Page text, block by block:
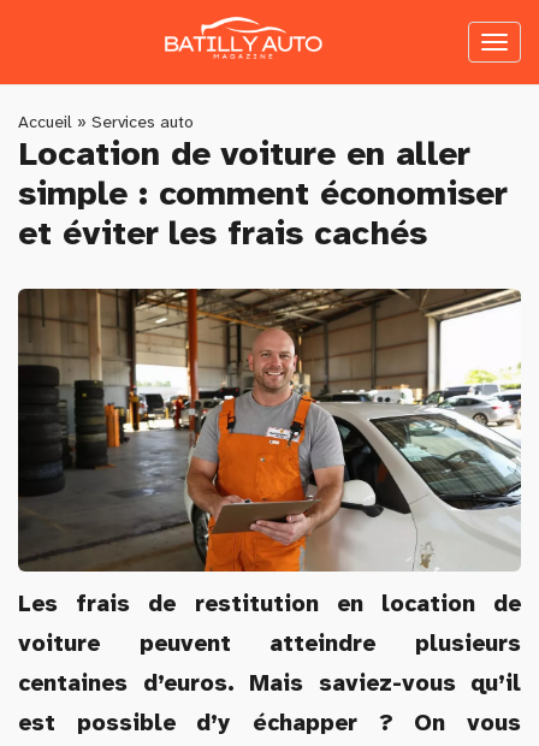
content
You
are
here
Accueil » Services auto
Location de voiture en aller
simple : comment économiser
et éviter les frais cachés
Les frais de restitution en location de
voiture peuvent atteindre plusieurs
centaines d’euros. Mais saviez-vous qu’il
est possible d’y échapper ? On vous